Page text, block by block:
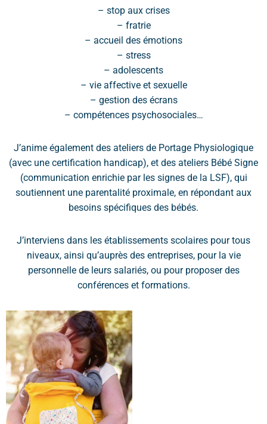
– stop aux crises
– fratrie
– accueil des émotions
– stress
– adolescents
– vie affective et sexuelle
– gestion des écrans
– compétences psychosociales…
J’anime également des ateliers de Portage Physiologique
(avec une certification handicap), et des ateliers Bébé Signe
(communication enrichie par les signes de la LSF), qui
soutiennent une parentalité proximale, en répondant aux
besoins spécifiques des bébés.
J’interviens dans les établissements scolaires pour tous
niveaux, ainsi qu’auprès des entreprises, pour la vie
personnelle de leurs salariés, ou pour proposer des
conférences et formations.